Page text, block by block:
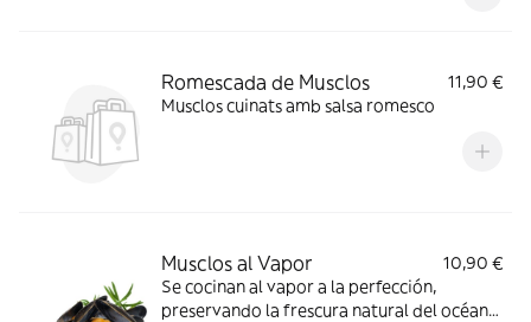
Romescada de Musclos
11,90 €
Musclos cuinats amb salsa romesco
Musclos al Vapor
10,90 €
Se cocinan al vapor a la perfección,
preservando la frescura natural del océano.